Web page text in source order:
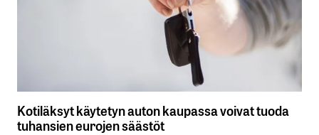
Kotiläksyt käytetyn auton kaupassa voivat tuoda
tuhansien eurojen säästöt